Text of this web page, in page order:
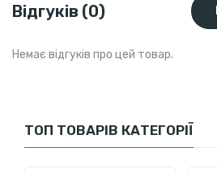
Відгуків (0)
Немає відгуків про цей товар.
ТОП ТОВАРІВ КАТЕГОРІЇ